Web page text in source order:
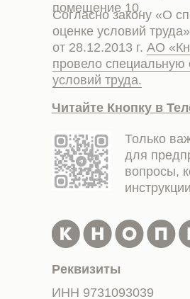
помещение 10.
Согласно закону «О
оценке условий
от 28.12.2013 г. АО
провело специальную
условий труда.
Читайте Кнопку в
Только
для
вопросы,
Реквизиты
ИНН 9731093039